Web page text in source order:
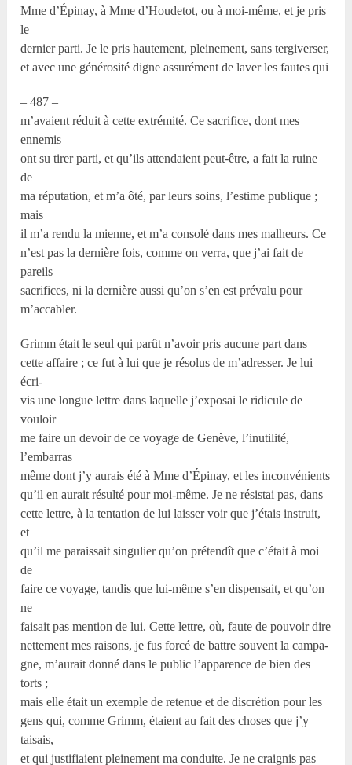
Mme d’Épinay, à Mme d’Houdetot, ou à moi-même, et je pris
le
dernier parti. Je le pris hautement, pleinement, sans tergiverser,
et avec une générosité digne assurément de laver les fautes qui
– 487 –
m’avaient réduit à cette extrémité. Ce sacrifice, dont mes
ennemis
ont su tirer parti, et qu’ils attendaient peut-être, a fait la ruine
de
ma réputation, et m’a ôté, par leurs soins, l’estime publique ;
mais
il m’a rendu la mienne, et m’a consolé dans mes malheurs. Ce
n’est pas la dernière fois, comme on verra, que j’ai fait de
pareils
sacrifices, ni la dernière aussi qu’on s’en est prévalu pour
m’accabler.
Grimm était le seul qui parût n’avoir pris aucune part dans
cette affaire ; ce fut à lui que je résolus de m’adresser. Je lui
écri-
vis une longue lettre dans laquelle j’exposai le ridicule de
vouloir
me faire un devoir de ce voyage de Genève, l’inutilité,
l’embarras
même dont j’y aurais été à Mme d’Épinay, et les inconvénients
qu’il en aurait résulté pour moi-même. Je ne résistai pas, dans
cette lettre, à la tentation de lui laisser voir que j’étais instruit,
et
qu’il me paraissait singulier qu’on prétendît que c’était à moi
de
faire ce voyage, tandis que lui-même s’en dispensait, et qu’on
ne
faisait pas mention de lui. Cette lettre, où, faute de pouvoir dire
nettement mes raisons, je fus forcé de battre souvent la campa-
gne, m’aurait donné dans le public l’apparence de bien des
torts ;
mais elle était un exemple de retenue et de discrétion pour les
gens qui, comme Grimm, étaient au fait des choses que j’y
taisais,
et qui justifiaient pleinement ma conduite. Je ne craignis pas